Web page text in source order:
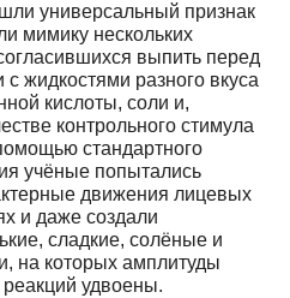
универсальный признак
мимику нескольких
выпить перед
жидкостями разного вкуса
кислоты, соли и,
контрольного стимула
стандартного
учёные попытались
движения лицевых
и даже создали
сладкие, солёные и
на которых амплитуды
удвоены.